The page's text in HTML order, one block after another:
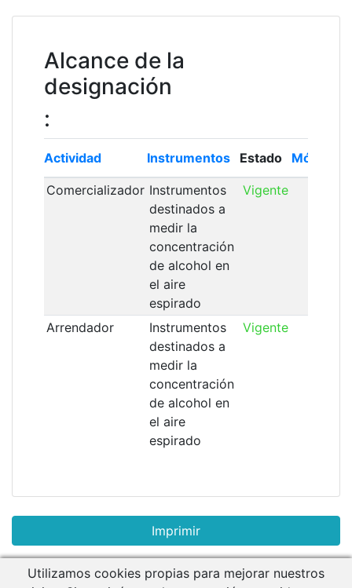
Alcance de la
designación
:
Actividad Instrumentos Estado Módulo
Comercializador Instrumentos
destinados a
medir la
concentración
de alcohol en
el aire
espirado
Vigente
Arrendador
Instrumentos
destinados a
medir la
concentración
de alcohol en
el aire
espirado
Vigente
Descargar Manual de Usuario
Utilizamos cookies propias para mejorar nuestros